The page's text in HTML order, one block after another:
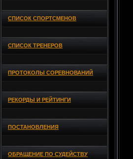
СПИСОК СПОРТСМЕНОВ
СПИСОК ТРЕНЕРОВ
ПРОТОКОЛЫ СОРЕВНОВАНИЙ
РЕКОРДЫ И РЕЙТИНГИ
ПОСТАНОВЛЕНИЯ
ОБРАЩЕНИЕ ПО СУДЕЙСТВУ